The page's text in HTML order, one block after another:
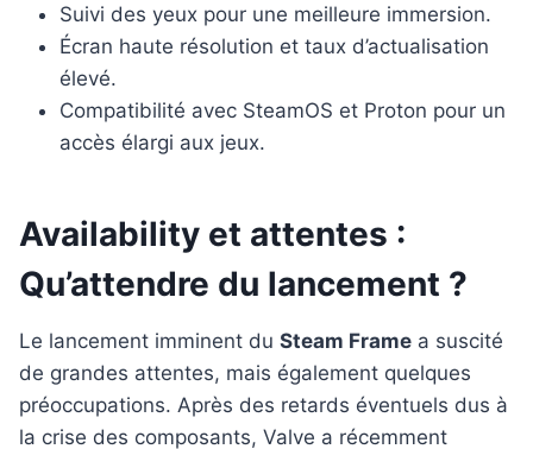
Suivi des yeux pour une meilleure immersion.
Écran haute résolution et taux d’actualisation
élevé.
Compatibilité avec SteamOS et Proton pour un
accès élargi aux jeux.
Availability et attentes :
Qu’attendre du lancement ?
Le lancement imminent du Steam Frame a suscité
de grandes attentes, mais également quelques
préoccupations. Après des retards éventuels dus à
la crise des composants, Valve a récemment